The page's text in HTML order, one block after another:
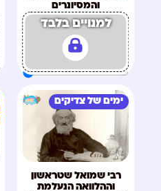
והמסיונרים
למנויים בלבד
ימים של צדיקים
רבי שמואל שטראשון
וההלוואה הנעלמת